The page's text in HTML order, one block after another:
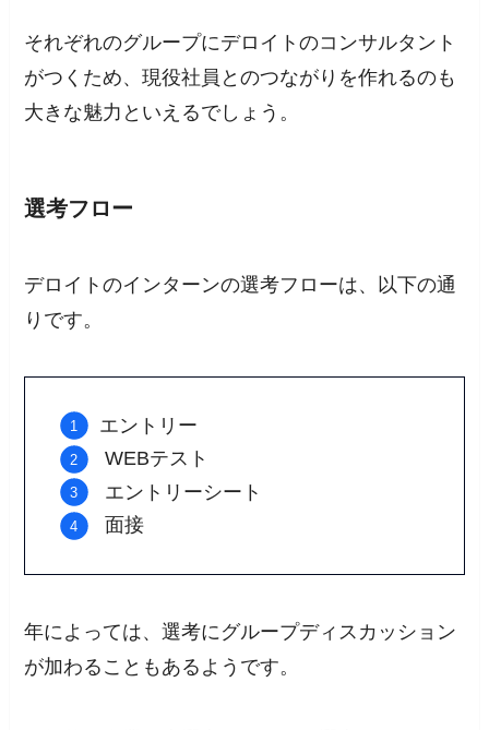
それぞれのグループにデロイトのコンサルタント
がつくため、現役社員とのつながりを作れるのも
大きな魅力といえるでしょう。
選考フロー
デロイトのインターンの選考フローは、以下の通
りです。
エントリー
WEBテスト
エントリーシート
面接
年によっては、選考にグループディスカッション
が加わることもあるようです。